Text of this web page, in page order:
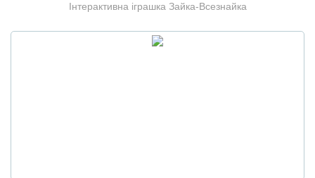
Інтерактивна іграшка Зайка-Всезнайка